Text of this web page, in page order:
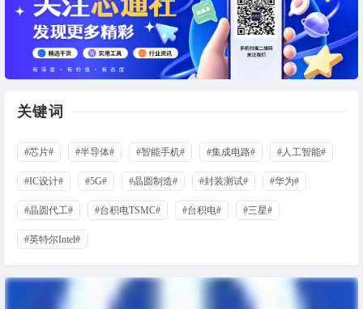
关键词
#芯片# #半导体# #智能手机# #集成电路# #人工智能#
#IC设计# #5G# #晶圆制造# #封装测试# #华为#
#晶圆代工# #台积电TSMC# #台积电# #三星#
#英特尔Intel#